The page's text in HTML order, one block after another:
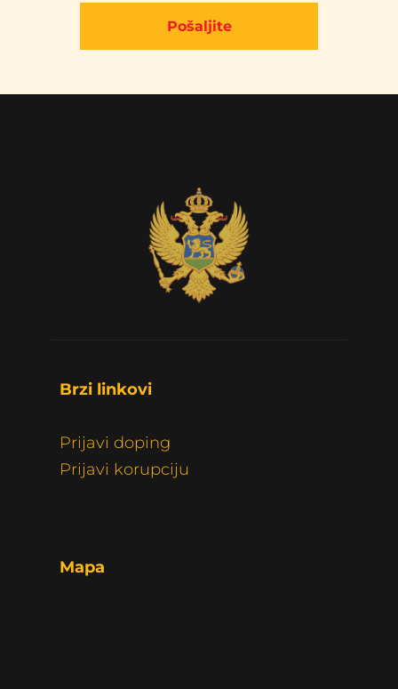
Pošaljite
Brzi linkovi
Prijavi doping
Prijavi korupciju
Mapa